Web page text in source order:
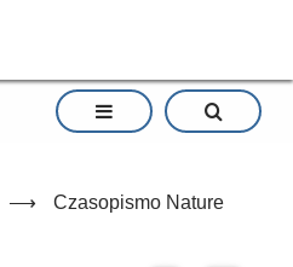
⟶ Czasopismo Nature